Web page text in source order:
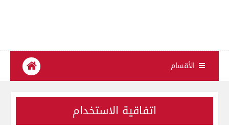
الأقسام
اتفاقية الاستخدام